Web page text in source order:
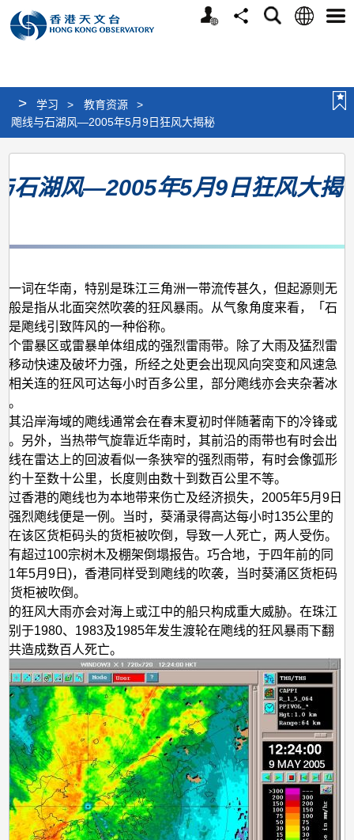
个
分
搜
语
选
> 学习 > 教育资源
>
飑线与石湖风—2005年5月9日狂风大揭秘
飑
线
风
—
2005
年
5
月
9
日
狂
风
大
揭
秘
石湖风—2005年5月9日狂风大揭
一词在华南，特别是珠江三角洲一带流传甚久，但起源则无
般是指从北面突然吹袭的狂风暴雨。从气象角度来看，「石
是飑线引致阵风的一种俗称。
个雷暴区或雷暴单体组成的强烈雷雨带。除了大雨及猛烈雷
移动快速及破坏力强，所经之处更会出现风向突变和风速急
相关连的狂风可达每小时百多公里，部分飑线亦会夹杂著冰
。
其沿岸海域的飑线通常会在春末夏初时伴随著南下的冷锋或
。另外，当热带气旋靠近华南时，其前沿的雨带也有时会出
线在雷达上的回波看似一条狭窄的强烈雨带，有时会像弧形
约十至数十公里，长度则由数十到数百公里不等。
过香港的飑线也为本地带来伤亡及经济损失，2005年5月9日
强烈飑线便是一例。当时，葵涌录得高达每小时135公里的
在该区货柜码头的货柜被吹倒，导致一人死亡，两人受伤。
有超过100宗树木及棚架倒塌报告。巧合地，于四年前的同
年5月9日)，香港同样受到飑线的吹袭，当时葵涌区货柜码
货柜被吹倒。
的狂风大雨亦会对海上或江中的船只构成重大威胁。在珠江
别于1980、1983及1985年发生渡轮在飑线的狂风暴雨下翻
共造成数百人死亡。